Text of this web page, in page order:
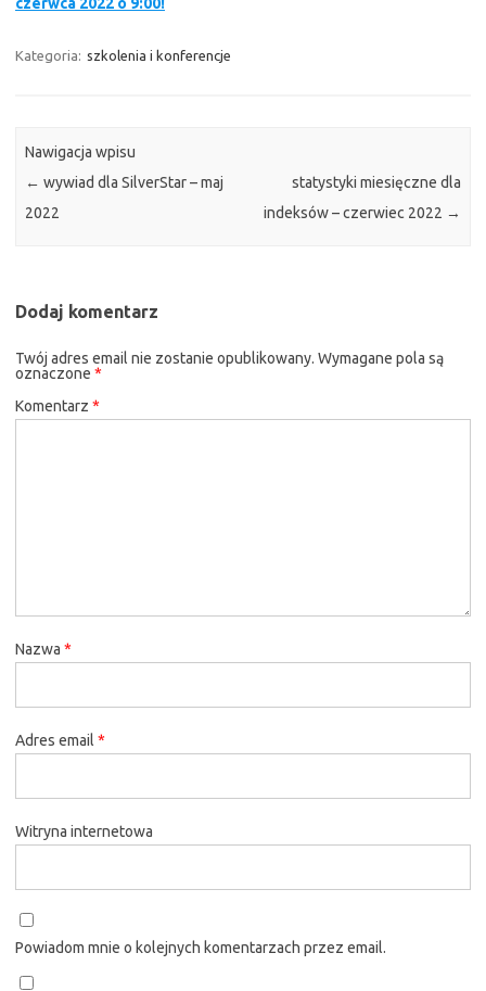
Kategoria: szkolenia i konferencje
Nawigacja wpisu
← wywiad dla SilverStar – maj
2022
statystyki miesięczne dla
indeksów – czerwiec 2022 →
Dodaj komentarz
Twój adres email nie zostanie opublikowany. Wymagane pola są
oznaczone *
Komentarz *
Nazwa *
Adres email *
Witryna internetowa
Powiadom mnie o kolejnych komentarzach przez email.